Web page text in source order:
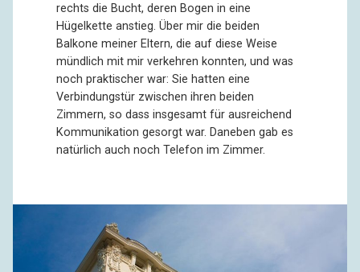
rechts die Bucht, deren Bogen in eine
Hügelkette anstieg. Über mir die beiden
Balkone meiner Eltern, die auf diese Weise
mündlich mit mir verkehren konnten, und was
noch praktischer war: Sie hatten eine
Verbindungstür zwischen ihren beiden
Zimmern, so dass insgesamt für ausreichend
Kommunikation gesorgt war. Daneben gab es
natürlich auch noch Telefon im Zimmer.